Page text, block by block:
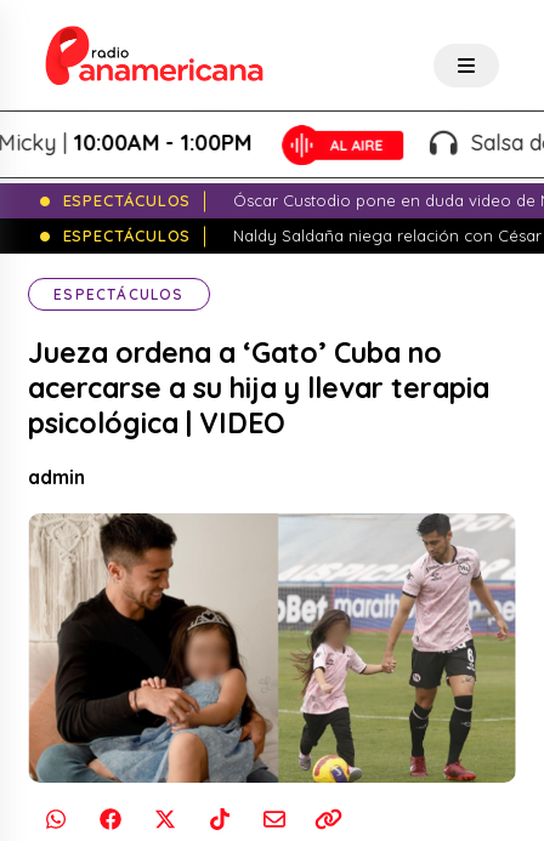
|10:00AM - 1:00PM Salsa de
ESPECTÁCULOS
Óscar Custodio pone en duda video de
ESPECTÁCULOS
Naldy Saldaña niega relación con
ESPECTÁCULOS
Jueza ordena a ‘Gato’ Cuba no
acercarse a su hija y llevar terapia
psicológica | VIDEO
admin